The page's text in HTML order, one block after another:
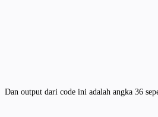
Dan output dari code ini adalah angka 36